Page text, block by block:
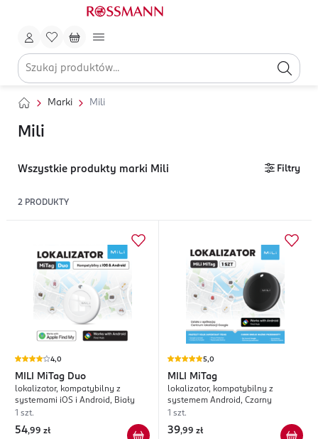
Marki Mili
Mili
Wszystkie produkty marki Mili Filtry
2 PRODUKTY
4,0
MILI MiTag Duo
lokalizator, kompatybilny z
systemami iOS i Android, Biały
1 szt.
54,99 zł
5,0
MILI MiTag
lokalizator, kompatybilny z
systemem Android, Czarny
1 szt.
39,99 zł